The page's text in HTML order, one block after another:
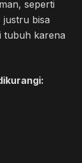
seperti
bisa
tubuh karena